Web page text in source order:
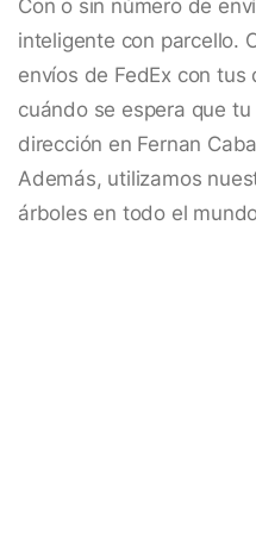
Con o sin número de
inteligente con parcello.
envíos de FedEx con
cuándo se espera que
dirección en Fernan
Además, utilizamos
árboles en todo el